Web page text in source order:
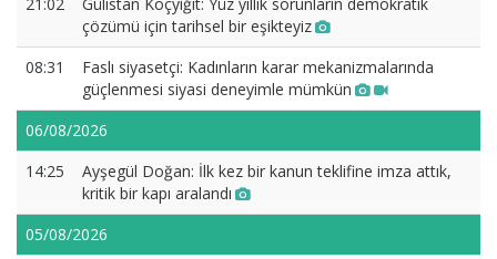
21:02
Gülistan Koçyiğit: Yüz yıllık sorunların demokratik
çözümü için tarihsel bir eşikteyiz
08:31
Faslı siyasetçi: Kadınların karar mekanizmalarında
güçlenmesi siyasi deneyimle mümkün
06/08/2026
14:25
Ayşegül Doğan: İlk kez bir kanun teklifine imza attık,
kritik bir kapı aralandı
05/08/2026